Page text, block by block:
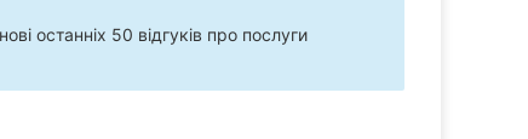
останніх 50 відгуків про послуги